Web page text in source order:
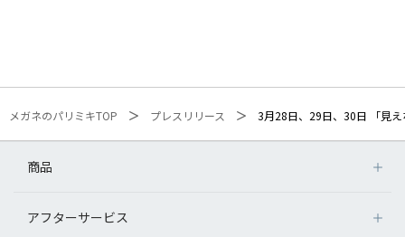
メガネのパリミキTOP プレスリリース 3月28日、29日、30日 「見
商品
アフターサービス